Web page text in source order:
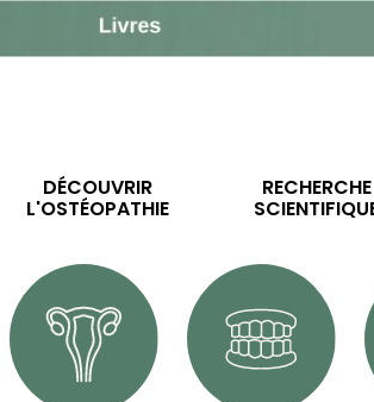
DÉCOUVRIR
L'OSTÉOPATHIE
RECHERCHE